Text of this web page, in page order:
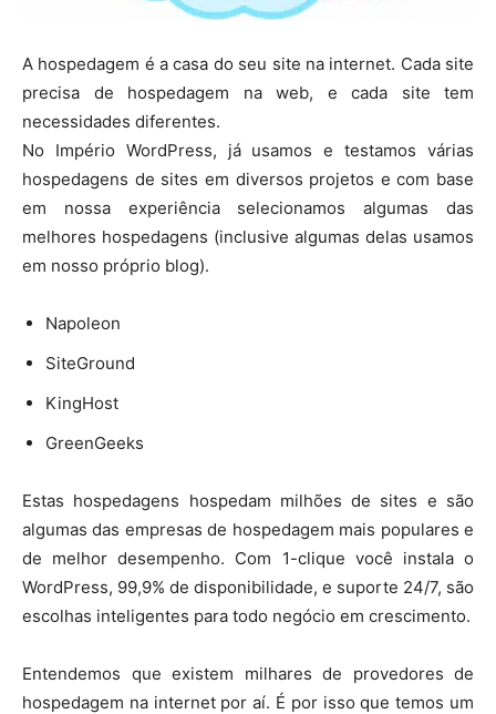
A hospedagem é a casa do seu site na internet. Cada site
precisa de hospedagem na web, e cada site tem
necessidades diferentes.
No Império WordPress, já usamos e testamos várias
hospedagens de sites em diversos projetos e com base
em nossa experiência selecionamos algumas das
melhores hospedagens (inclusive algumas delas usamos
em nosso próprio blog).
Napoleon
SiteGround
KingHost
GreenGeeks
Estas hospedagens hospedam milhões de sites e são
algumas das empresas de hospedagem mais populares e
de melhor desempenho. Com 1-clique você instala o
WordPress, 99,9% de disponibilidade, e suporte 24/7, são
escolhas inteligentes para todo negócio em crescimento.
Entendemos que existem milhares de provedores de
hospedagem na internet por aí. É por isso que temos um